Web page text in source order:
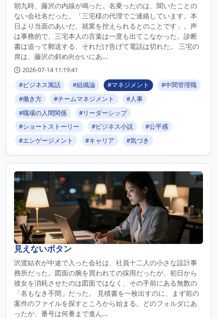
朝九時、藤沢の内線が鳴った。名乗ったのは、聞いたことの
ない会社名だった。「三宅様の代理でご連絡しています。本
日より当面のあいだ、就業を控えられるとのことです」。声
は事務的で、三宅本人の言葉は一度も出てこなかった。診断
書は追って郵送する、それだけ告げて電話は切れた。 三宅の
席は、藤沢の斜め向かいにあ...
2026-07-14 11:19:41
#ビジネス寓話
#組織論 #マネジメント
#中間管理職
#働き方
#チームマネジメント
#人事
#職場の人間関係
#リーダーシップ
#ショートストーリー
#ビジネス小説
#公平感
#エンゲージメント
#キャリア #気づき
見えないボタン
沢渡結衣が中途で入った会社は、社員十二人の小さな設計事
務所だった。図面の腕を買われての採用だったが、初日から
彼女を消耗させたのは図面ではなく、その手前にある無数の
「名もなき手間」だった。 見積書を一枚出すのに、まず前の
案件のファイルを探すところから始まる。どのフォルダにあ
ったか、番号は何番まで進ん...